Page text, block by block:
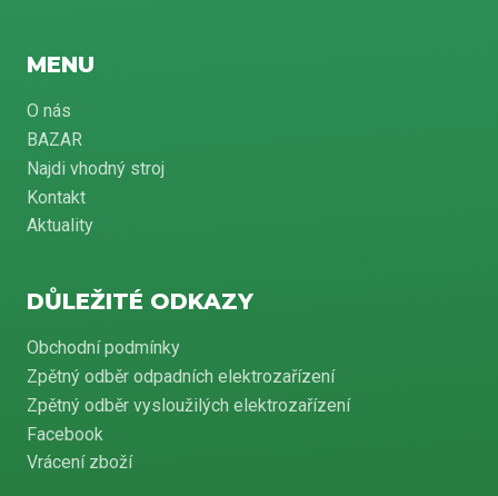
MENU
O nás
BAZAR
Najdi vhodný stroj
Kontakt
Aktuality
DŮLEŽITÉ ODKAZY
Obchodní podmínky
Zpětný odběr odpadních elektrozařízení
Zpětný odběr vysloužilých elektrozařízení
Facebook
Vrácení zboží